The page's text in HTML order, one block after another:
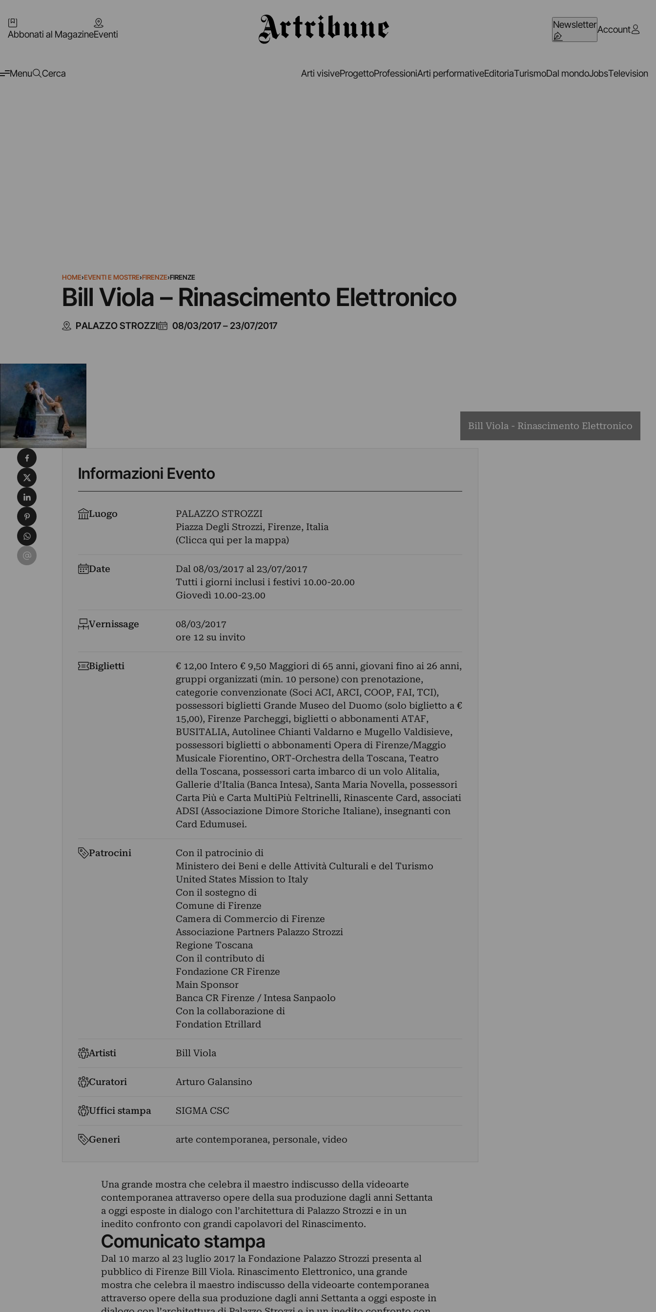
Abbonati al MagazineEventi
NewsletterAccount
Menu Cerca Arti visiveProgettoProfessioniArti performativeEditoriaTurismoDal mondoJobsTelevision
HOME›EVENTI E MOSTRE›FIRENZE›FIRENZE
Bill Viola – Rinascimento Elettronico
PALAZZO STROZZI 08/03/2017– 23/07/2017
Bill Viola - Rinascimento Elettronico
Informazioni Evento
Luogo
PALAZZO STROZZI
Piazza Degli Strozzi, Firenze, Italia
(Clicca qui per la mappa)
Date Dal 08/03/2017 al 23/07/2017
Tutti i giorni inclusi i festivi 10.00-20.00
Giovedì 10.00-23.00
Vernissage
08/03/2017
ore 12 su invito
Biglietti
€ 12,00 Intero € 9,50 Maggiori di 65 anni, giovani fino ai 26 anni,
gruppi organizzati (min. 10 persone) con prenotazione,
categorie convenzionate (Soci ACI, ARCI, COOP, FAI, TCI),
possessori biglietti Grande Museo del Duomo (solo biglietto a €
15,00), Firenze Parcheggi, biglietti o abbonamenti ATAF,
BUSITALIA, Autolinee Chianti Valdarno e Mugello Valdisieve,
possessori biglietti o abbonamenti Opera di Firenze/Maggio
Musicale Fiorentino, ORT-Orchestra della Toscana, Teatro
della Toscana, possessori carta imbarco di un volo Alitalia,
Gallerie d’Italia (Banca Intesa), Santa Maria Novella, possessori
Carta Più e Carta MultiPiù Feltrinelli, Rinascente Card, associati
ADSI (Associazione Dimore Storiche Italiane), insegnanti con
Card Edumusei.
Patrocini
Con il patrocinio di
Ministero dei Beni e delle Attività Culturali e del Turismo
United States Mission to Italy
Con il sostegno di
Comune di Firenze
Camera di Commercio di Firenze
Associazione Partners Palazzo Strozzi
Regione Toscana
Con il contributo di
Fondazione CR Firenze
Main Sponsor
Banca CR Firenze / Intesa Sanpaolo
Con la collaborazione di
Fondation Etrillard
Artisti Bill Viola
Curatori Arturo Galansino
Uffici stampa SIGMA CSC
Generi arte contemporanea, personale, video
Una grande mostra che celebra il maestro indiscusso della videoarte
contemporanea attraverso opere della sua produzione dagli anni Settanta
a oggi esposte in dialogo con l’architettura di Palazzo Strozzi e in un
inedito confronto con grandi capolavori del Rinascimento.
Comunicato stampa
Dal 10 marzo al 23 luglio 2017 la Fondazione Palazzo Strozzi presenta al
pubblico di Firenze Bill Viola. Rinascimento Elettronico, una grande
mostra che celebra il maestro indiscusso della videoarte contemporanea
attraverso opere della sua produzione dagli anni Settanta a oggi esposte in
Condividi su Facebook
Condividi su X
Condividi su LinkedIn
Condividi su Pinterest
Condividi su WhatsApp
Condividi su Email